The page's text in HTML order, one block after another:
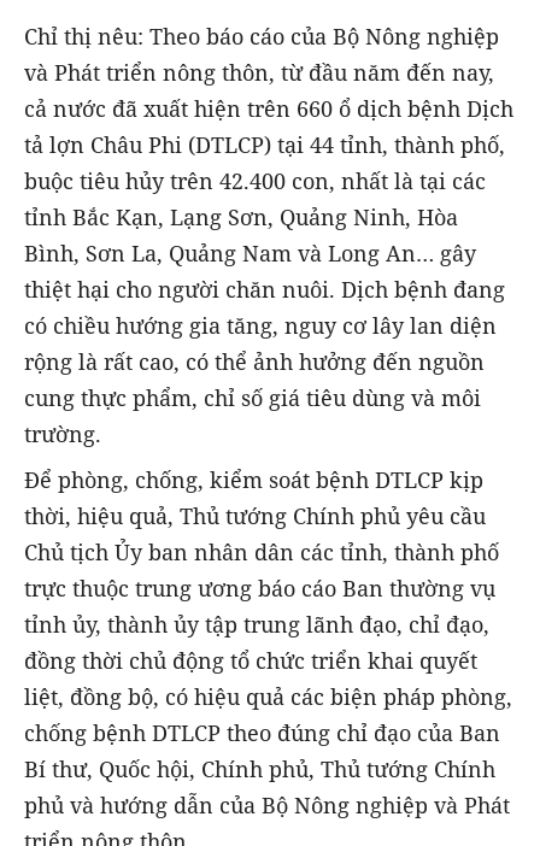
Chỉ thị nêu: Theo báo cáo của Bộ Nông nghiệp
và Phát triển nông thôn, từ đầu năm đến nay,
cả nước đã xuất hiện trên 660 ổ dịch bệnh Dịch
tả lợn Châu Phi (DTLCP) tại 44 tỉnh, thành phố,
buộc tiêu hủy trên 42.400 con, nhất là tại các
tỉnh Bắc Kạn, Lạng Sơn, Quảng Ninh, Hòa
Bình, Sơn La, Quảng Nam và Long An… gây
thiệt hại cho người chăn nuôi. Dịch bệnh đang
có chiều hướng gia tăng, nguy cơ lây lan diện
rộng là rất cao, có thể ảnh hưởng đến nguồn
cung thực phẩm, chỉ số giá tiêu dùng và môi
trường.
Để phòng, chống, kiểm soát bệnh DTLCP kịp
thời, hiệu quả, Thủ tướng Chính phủ yêu cầu
Chủ tịch Ủy ban nhân dân các tỉnh, thành phố
trực thuộc trung ương báo cáo Ban thường vụ
tỉnh ủy, thành ủy tập trung lãnh đạo, chỉ đạo,
đồng thời chủ động tổ chức triển khai quyết
liệt, đồng bộ, có hiệu quả các biện pháp phòng,
chống bệnh DTLCP theo đúng chỉ đạo của Ban
Bí thư, Quốc hội, Chính phủ, Thủ tướng Chính
phủ và hướng dẫn của Bộ Nông nghiệp và Phát